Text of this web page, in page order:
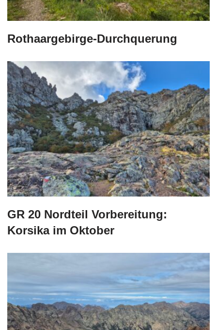
Rothaargebirge-Durchquerung
GR 20 Nordteil Vorbereitung:
Korsika im Oktober